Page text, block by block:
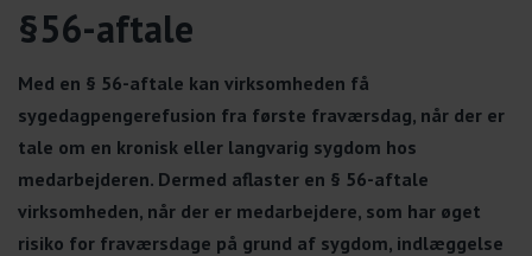
§56-aftale
Med en § 56-aftale kan virksomheden få
sygedagpengerefusion fra første fraværsdag, når der er
tale om en kronisk eller langvarig sygdom hos
medarbejderen. Dermed aflaster en § 56-aftale
virksomheden, når der er medarbejdere, som har øget
risiko for fraværsdage på grund af sygdom, indlæggelse